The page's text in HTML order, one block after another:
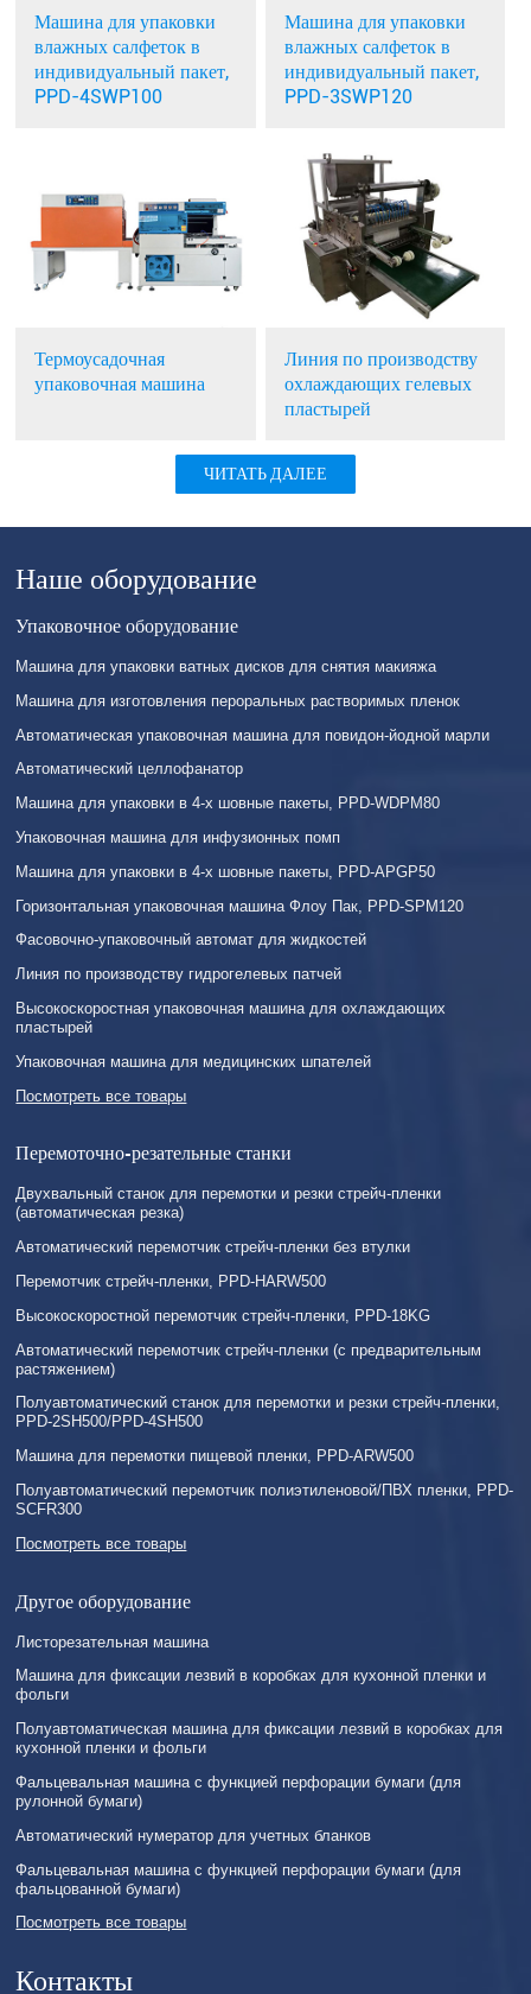
Машина для упаковки
влажных салфеток в
индивидуальный пакет,
PPD-4SWP100
Машина для упаковки
влажных салфеток в
индивидуальный пакет,
PPD-3SWP120
Термоусадочная
упаковочная машина
Линия по производству
охлаждающих гелевых
пластырей
ЧИТАТЬ ДАЛЕЕ
Наше оборудование
Упаковочное оборудование
Машина для упаковки ватных дисков для снятия макияжа
Машина для изготовления пероральных растворимых пленок
Автоматическая упаковочная машина для повидон-йодной марли
Автоматический целлофанатор
Машина для упаковки в 4-х шовные пакеты, PPD-WDPM80
Упаковочная машина для инфузионных помп
Машина для упаковки в 4-х шовные пакеты, PPD-APGP50
Горизонтальная упаковочная машина Флоу Пак, PPD-SPM120
Фасовочно-упаковочный автомат для жидкостей
Линия по производству гидрогелевых патчей
Высокоскоростная упаковочная машина для охлаждающих
пластырей
Упаковочная машина для медицинских шпателей
Посмотреть все товары
Перемоточно-резательные станки
Двухвальный станок для перемотки и резки стрейч-пленки
(автоматическая резка)
Автоматический перемотчик стрейч-пленки без втулки
Перемотчик стрейч-пленки, PPD-HARW500
Высокоскоростной перемотчик стрейч-пленки, PPD-18KG
Автоматический перемотчик стрейч-пленки (с предварительным
растяжением)
Полуавтоматический станок для перемотки и резки стрейч-пленки,
PPD-2SH500/PPD-4SH500
Машина для перемотки пищевой пленки, PPD-ARW500
Полуавтоматический перемотчик полиэтиленовой/ПВХ пленки, PPD-
SCFR300
Посмотреть все товары
Другое оборудование
Листорезательная машина
Машина для фиксации лезвий в коробках для кухонной пленки и
фольги
Полуавтоматическая машина для фиксации лезвий в коробках для
кухонной пленки и фольги
Фальцевальная машина с функцией перфорации бумаги (для
рулонной бумаги)
Автоматический нумератор для учетных бланков
Фальцевальная машина с функцией перфорации бумаги (для
фальцованной бумаги)
Посмотреть все товары
Контакты